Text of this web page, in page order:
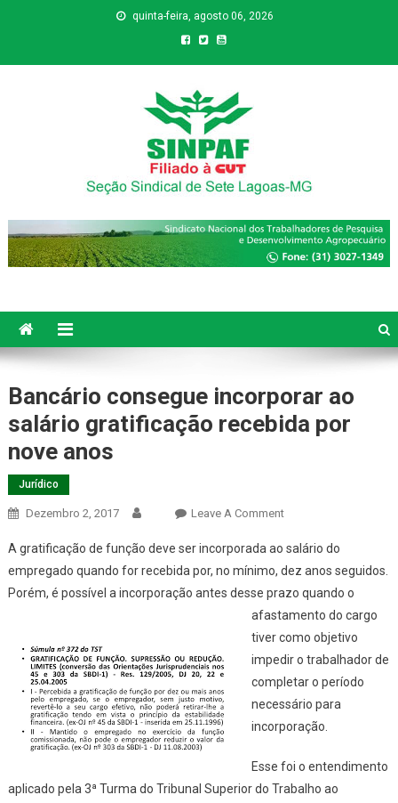
quinta-feira, agosto 06, 2026
Sinpaf
Bancário consegue incorporar ao
salário gratificação recebida por
nove anos
Jurídico
Dezembro 2, 2017 Leave A CommentOn
Consegue
Incorporar
Ao
Salário
Gratificação
Recebida
Por
Nove
A gratificação de função deve ser incorporada ao salário do
empregado quando for recebida por, no mínimo, dez anos seguidos.
Porém, é possível a incorporação antes desse prazo quando o
afastamento do cargo
tiver como objetivo
impedir o trabalhador de
completar o período
necessário para
incorporação.
Esse foi o entendimento
aplicado pela 3ª Turma do Tribunal Superior do Trabalho ao